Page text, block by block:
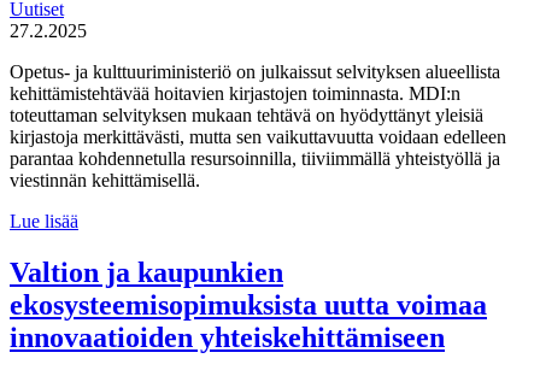
Uutiset
27.2.2025
Opetus- ja kulttuuriministeriö on julkaissut selvityksen alueellista
kehittämistehtävää hoitavien kirjastojen toiminnasta. MDI:n
toteuttaman selvityksen mukaan tehtävä on hyödyttänyt yleisiä
kirjastoja merkittävästi, mutta sen vaikuttavuutta voidaan edelleen
parantaa kohdennetulla resursoinnilla, tiiviimmällä yhteistyöllä ja
viestinnän kehittämisellä.
Lue lisää
alueellisten
kehittämiskirjastojen
arvioinnin
Valtion ja kaupunkien
ekosysteemisopimuksista uutta voimaa
innovaatioiden yhteiskehittämiseen